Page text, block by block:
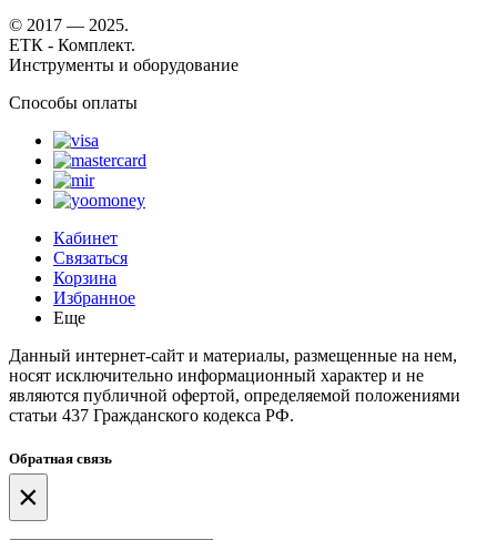
© 2017 — 2025.
ЕТК - Комплект.
Инструменты и оборудование
Способы оплаты
Кабинет
Связаться
Корзина
Избранное
Еще
Данный интернет-сайт и материалы, размещенные на нем,
носят исключительно информационный характер и не
являются публичной офертой, определяемой положениями
статьи 437 Гражданского кодекса РФ.
Обратная связь
×